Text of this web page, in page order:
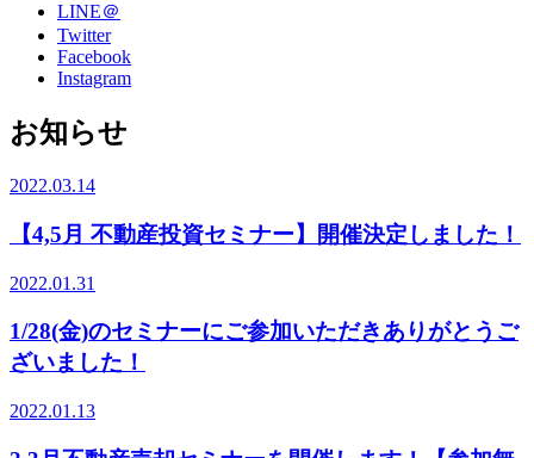
LINE＠
Twitter
Facebook
Instagram
お知らせ
2022.03.14
【4,5月 不動産投資セミナー】開催決定しました！
2022.01.31
1/28(金)のセミナーにご参加いただきありがとうご
ざいました！
2022.01.13